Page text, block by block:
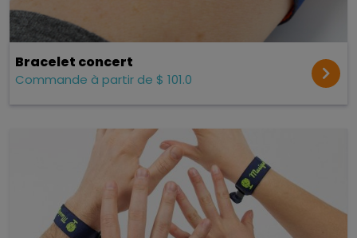
Bracelet concert
Commande à partir de $ 101.0